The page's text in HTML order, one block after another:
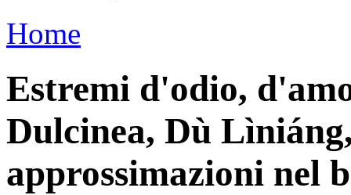
Home
Estremi d'odio,
Dulcinea, Dù
approssimazioni nel